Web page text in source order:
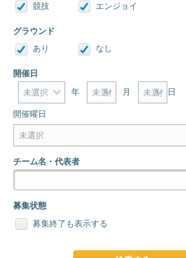
競技
エンジョイ
グラウンド
あり
なし
開催日
年
月 日
開催曜日
チーム名・代表者
募集状態
募集終了も表示する